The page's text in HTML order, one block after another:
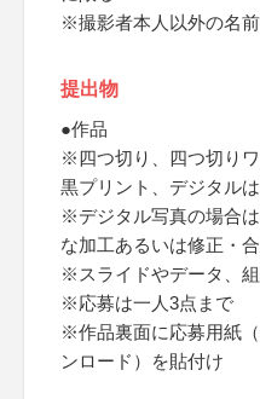
※撮影者本人以外の名
提出物
●作品
※四つ切り、四つ切り
黒プリント、デジタル
※デジタル写真の場合
な加工あるいは修正・
※スライドやデータ、
※応募は一人3点まで
※作品裏面に応募用紙
ンロード）を貼付け